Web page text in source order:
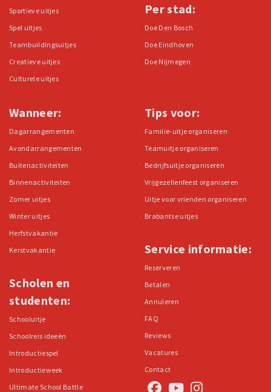
Sportieve uitjes
Spel uitjes
Teambuildingsuitjes
Creatieve uitjes
Culturele uitjes
Per stad:
Doe Den Bosch
Doe Eindhoven
Doe Nijmegen
Wanneer:
Dagarrangementen
Avondarrangementen
Buitenactiviteiten
Binnenactiviteiten
Zomer uitjes
Winter uitjes
Herfstvakantie
Kerstvakantie
Scholen en
studenten:
Schooluitje
Schoolreis ideeën
Introductiespel
Introductieweek
Ultimate School Battle
Tips voor:
Familie-uitje organiseren
Teamuitje organiseren
Bedrijfsuitje organiseren
Vrijgezellenfeest organiseren
Uitje voor vrienden organiseren
Brabantse uitjes
Service informatie:
Reserveren
Betalen
Annuleren
FAQ
Reviews
Vacatures
Contact